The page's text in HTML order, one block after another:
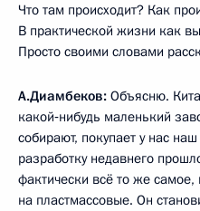
Что там происходит? Как
В практической жизни как
Просто своими словами
А.Диамбеков: Объясню.
какой‑нибудь маленький
собирают, покупает у нас
разработку недавнего
фактически всё то же самое,
на пластмассовые. Он